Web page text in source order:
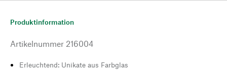
Produktinformation
Artikelnummer 216004
Erleuchtend: Unikate aus Farbglas